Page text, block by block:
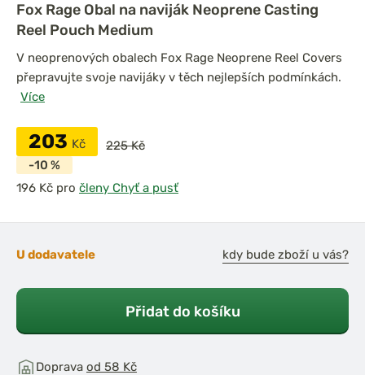
Fox Rage Obal na naviják Neoprene Casting
Reel Pouch Medium
V neoprenových obalech Fox Rage Neoprene Reel Covers
přepravujte svoje navijáky v těch nejlepších podmínkách.
Více
203 Kč
225 Kč
-10 %
pro členy Chyť a pusť
U dodavatele kdy bude zboží u vás?
Přidat do košíku
Doprava od 58 Kč